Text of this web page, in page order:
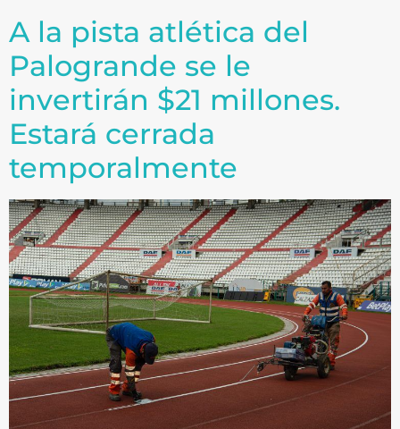
A la pista atlética del
Palogrande se le
invertirán $21 millones.
Estará cerrada
temporalmente